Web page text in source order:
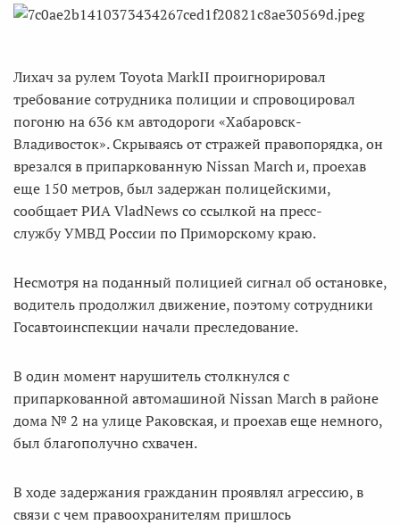
Лихач за рулем Toyota MarkII проигнорировал
требование сотрудника полиции и спровоцировал
погоню на 636 км автодороги «Хабаровск-
Владивосток». Скрываясь от стражей правопорядка, он
врезался в припаркованную Nissan March и, проехав
еще 150 метров, был задержан полицейскими,
сообщает РИА VladNews со ссылкой на пресс-
службу УМВД России по Приморскому краю.
Несмотря на поданный полицией сигнал об остановке,
водитель продолжил движение, поэтому сотрудники
Госавтоинспекции начали преследование.
В один момент нарушитель столкнулся с
припаркованной автомашиной Nissan March в районе
дома № 2 на улице Раковская, и проехав еще немного,
был благополучно схвачен.
В ходе задержания гражданин проявлял агрессию, в
связи с чем правоохранителям пришлось